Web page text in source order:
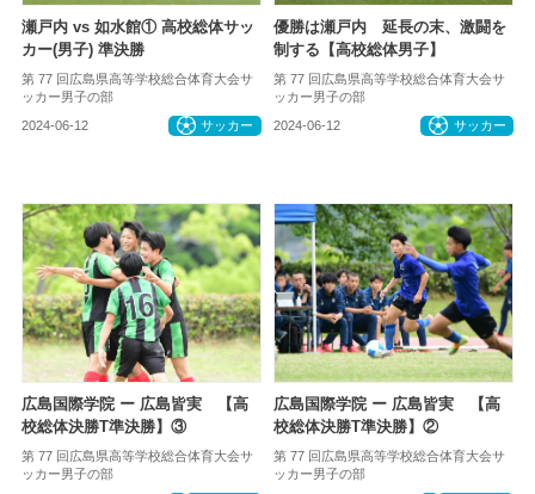
瀬戸内 vs 如水館① 高校総体サッ
カー(男子) 準決勝
第 77 回広島県高等学校総合体育大会サ
ッカー男子の部
2024-06-12 サッカー
優勝は瀬戸内 延長の末、激闘を
制する【高校総体男子】
第 77 回広島県高等学校総合体育大会サ
ッカー男子の部
2024-06-12 サッカー
広島国際学院 ー 広島皆実 【高
校総体決勝T準決勝】③
第 77 回広島県高等学校総合体育大会サ
ッカー男子の部
広島国際学院 ー 広島皆実 【高
校総体決勝T準決勝】②
第 77 回広島県高等学校総合体育大会サ
ッカー男子の部